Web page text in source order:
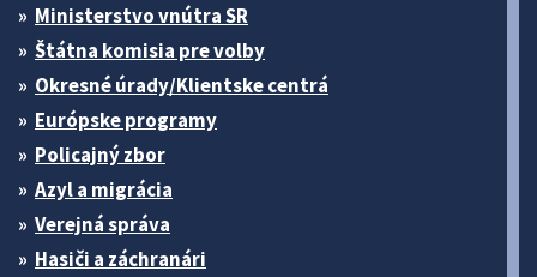
Ministerstvo vnútra SR
Štátna komisia pre volby
Okresné úrady/Klientske centrá
Európske programy
Policajný zbor
Azyl a migrácia
Verejná správa
Hasiči a záchranári